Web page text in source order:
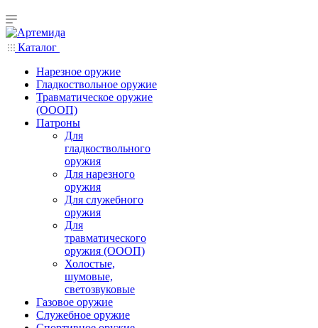
Каталог
Нарезное оружие
Гладкоствольное оружие
Травматическое оружие
(ОООП)
Патроны
Для
гладкоствольного
оружия
Для нарезного
оружия
Для служебного
оружия
Для
травматического
оружия (ОООП)
Холостые,
шумовые,
светозвуковые
Газовое оружие
Служебное оружие